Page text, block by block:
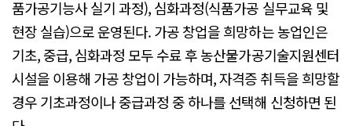
품가공기능사 실기 과정), 심화과정(식품가공 실무교육 및
현장 실습)으로 운영된다. 가공 창업을 희망하는 농업인은
기초, 중급, 심화과정 모두 수료 후 농산물가공기술지원센터
시설을 이용해 가공 창업이 가능하며, 자격증 취득을 희망할
경우 기초과정이나 중급과정 중 하나를 선택해 신청하면 된